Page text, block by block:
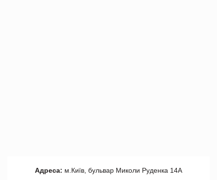
Адреса: м.Київ, бульвар Миколи Руденка 14А